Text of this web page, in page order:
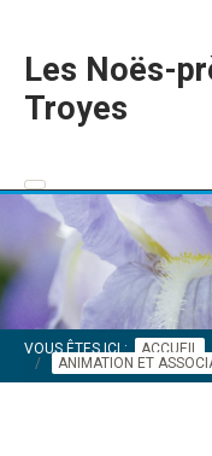
Les Noës-
Troyes
VOUS ÊTES ICI : ACCUEIL
ANIMATION ET